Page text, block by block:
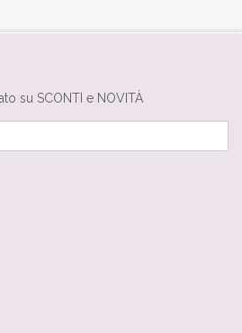
su SCONTI e NOVITÀ